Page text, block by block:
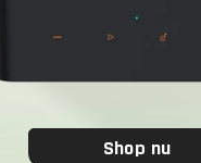
Shop nu